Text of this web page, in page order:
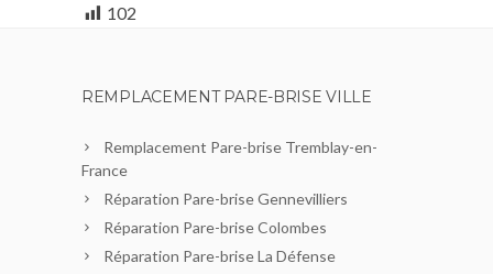
102
REMPLACEMENT PARE-BRISE VILLE
Remplacement Pare-brise Tremblay-en-
France
Réparation Pare-brise Gennevilliers
Réparation Pare-brise Colombes
Réparation Pare-brise La Défense